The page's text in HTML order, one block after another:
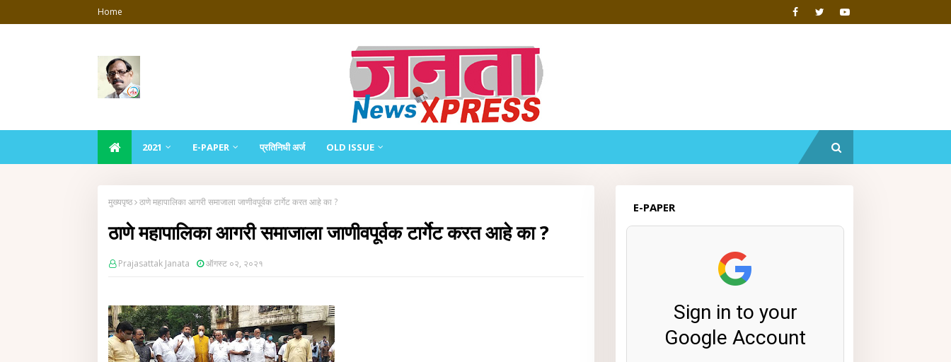
Home
2021 E-PAPER प्रतिनिधी अर्ज OLD ISSUE
मुख्यपृष्ठ ठाणे महापालिका आगरी समाजाला जाणीवपूर्वक टार्गेट करत आहे का ?
ठाणे महापालिका आगरी समाजाला जाणीवपूर्वक टार्गेट करत आहे का ?
Prajasattak Janata ऑगस्ट ०२, २०२१
E-PAPER